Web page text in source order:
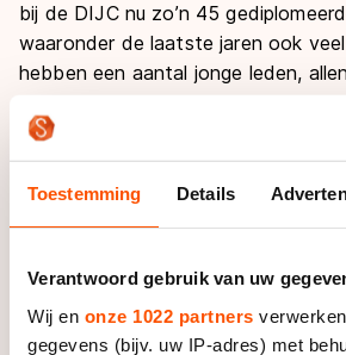
Toestemming Details
Verantwoord gebruik van uw
Wij en onze 1022 partners
gegevens (bijv. uw IP-adres) met
bij de DIJC nu zo’n 45
waaronder de laatste jaren ook
hebben een aantal jonge leden,
brengen. Daar ben ik natuurlijk erg
tijd als secretaris heb ik regelmatig
voor het bestuur uit te nodigen en
dan lukt. Zelf kwam ik op 23-jarige
daarvoor gevraagd werd en aangaf
willen denken, was ik al benoemd."